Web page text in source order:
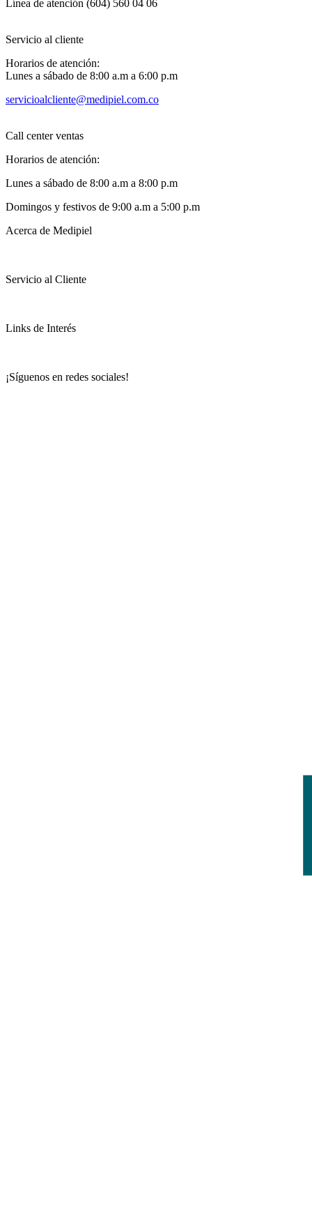
Línea de atención (604) 560 04 06
Servicio al cliente
Horarios de atención:
Lunes a sábado de 8:00 a.m a 6:00 p.m
servicioalcliente@medipiel.com.co
Call center ventas
Horarios de atención:
Lunes a sábado de 8:00 a.m a 8:00 p.m
Domingos y festivos de 9:00 a.m a 5:00 p.m
Acerca de Medipiel
Servicio al Cliente
Links de Interés
¡Síguenos en redes sociales!